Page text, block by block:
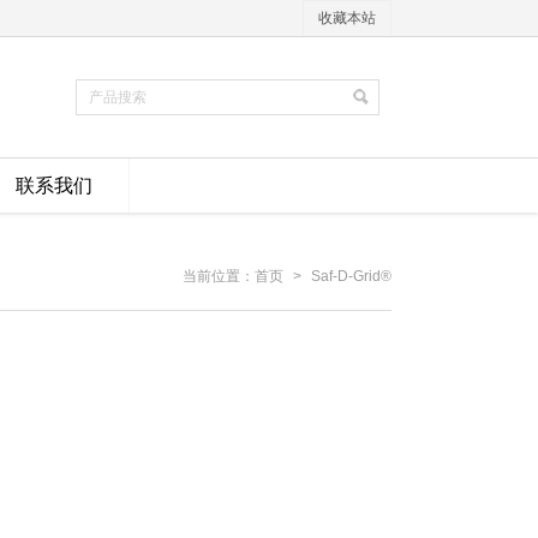
收藏本站
联系我们
当前位置： 首页 > Saf-D-Grid®